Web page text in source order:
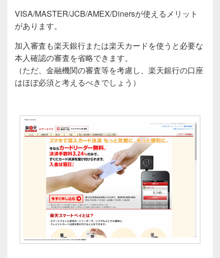
VISA/MASTER/JCB/AMEX/Dinersが使えるメリット
があります。
加入審査も楽天銀行または楽天カードを使うと必要な
本人確認の審査を省略できます。
（ただ、金融機関の審査等を考慮し、楽天銀行の口座
はほぼ必須と考えるべきでしょう）